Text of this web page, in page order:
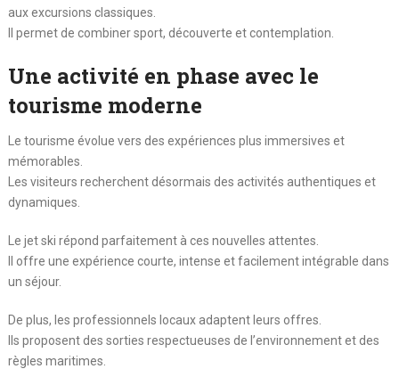
aux excursions classiques.
Il permet de combiner sport, découverte et contemplation.
Une activité en phase avec le
tourisme moderne
Le tourisme évolue vers des expériences plus immersives et
mémorables.
Les visiteurs recherchent désormais des activités authentiques et
dynamiques.
Le jet ski répond parfaitement à ces nouvelles attentes.
Il offre une expérience courte, intense et facilement intégrable dans
un séjour.
De plus, les professionnels locaux adaptent leurs offres.
Ils proposent des sorties respectueuses de l’environnement et des
règles maritimes.